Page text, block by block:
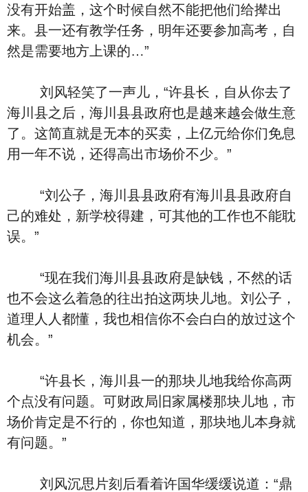
没有开始盖，这个时候自然不能把他们给撵出
来。县一还有教学任务，明年还要参加高考，自
然是需要地方上课的…”
刘风轻笑了一声儿，“许县长，自从你去了
海川县之后，海川县县政府也是越来越会做生意
了。这简直就是无本的买卖，上亿元给你们免息
用一年不说，还得高出市场价不少。”
“刘公子，海川县县政府有海川县县政府自
己的难处，新学校得建，可其他的工作也不能耽
误。”
“现在我们海川县县政府是缺钱，不然的话
也不会这么着急的往出拍这两块儿地。刘公子，
道理人人都懂，我也相信你不会白白的放过这个
机会。”
“许县长，海川县一的那块儿地我给你高两
个点没有问题。可财政局旧家属楼那块儿地，市
场价肯定是不行的，你也知道，那块地儿本身就
有问题。”
刘风沉思片刻后看着许国华缓缓说道：“鼎